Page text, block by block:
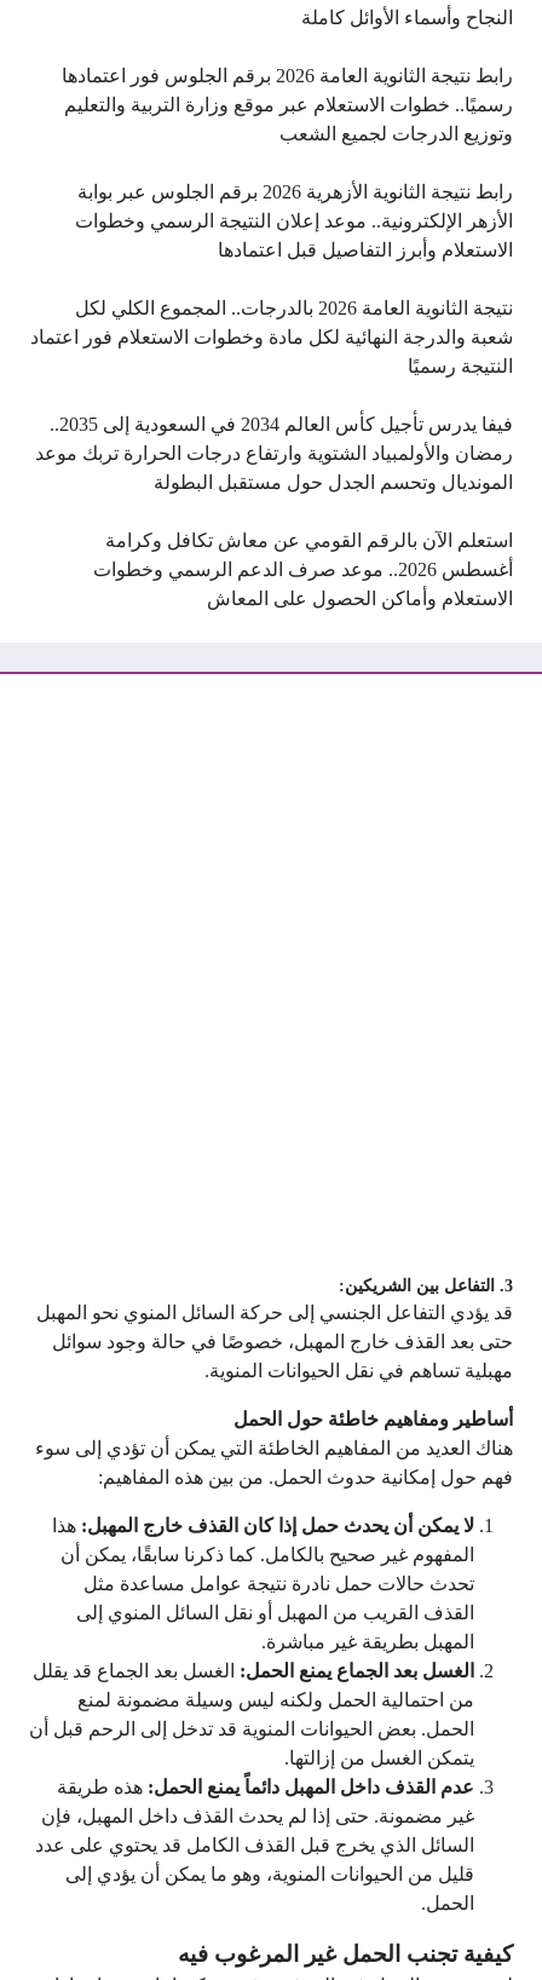
النجاح وأسماء الأوائل كاملة
رابط نتيجة الثانوية العامة 2026 برقم الجلوس فور اعتمادها
رسميًا.. خطوات الاستعلام عبر موقع وزارة التربية والتعليم
وتوزيع الدرجات لجميع الشعب
رابط نتيجة الثانوية الأزهرية 2026 برقم الجلوس عبر بوابة
الأزهر الإلكترونية.. موعد إعلان النتيجة الرسمي وخطوات
الاستعلام وأبرز التفاصيل قبل اعتمادها
نتيجة الثانوية العامة 2026 بالدرجات.. المجموع الكلي لكل
شعبة والدرجة النهائية لكل مادة وخطوات الاستعلام فور اعتماد
النتيجة رسميًا
فيفا يدرس تأجيل كأس العالم 2034 في السعودية إلى 2035..
رمضان والأولمبياد الشتوية وارتفاع درجات الحرارة تربك موعد
المونديال وتحسم الجدل حول مستقبل البطولة
استعلم الآن بالرقم القومي عن معاش تكافل وكرامة
أغسطس 2026.. موعد صرف الدعم الرسمي وخطوات
الاستعلام وأماكن الحصول على المعاش
3. التفاعل بين الشريكين:
قد يؤدي التفاعل الجنسي إلى حركة السائل المنوي نحو المهبل
حتى بعد القذف خارج المهبل، خصوصًا في حالة وجود سوائل
مهبلية تساهم في نقل الحيوانات المنوية.
أساطير ومفاهيم خاطئة حول الحمل
هناك العديد من المفاهيم الخاطئة التي يمكن أن تؤدي إلى سوء
فهم حول إمكانية حدوث الحمل. من بين هذه المفاهيم:
لا يمكن أن يحدث حمل إذا كان القذف خارج المهبل: هذا
المفهوم غير صحيح بالكامل. كما ذكرنا سابقًا، يمكن أن
تحدث حالات حمل نادرة نتيجة عوامل مساعدة مثل
القذف القريب من المهبل أو نقل السائل المنوي إلى
المهبل بطريقة غير مباشرة.
الغسل بعد الجماع يمنع الحمل: الغسل بعد الجماع قد يقلل
من احتمالية الحمل ولكنه ليس وسيلة مضمونة لمنع
الحمل. بعض الحيوانات المنوية قد تدخل إلى الرحم قبل أن
يتمكن الغسل من إزالتها.
عدم القذف داخل المهبل دائماً يمنع الحمل: هذه طريقة
غير مضمونة. حتى إذا لم يحدث القذف داخل المهبل، فإن
السائل الذي يخرج قبل القذف الكامل قد يحتوي على عدد
قليل من الحيوانات المنوية، وهو ما يمكن أن يؤدي إلى
الحمل.
كيفية تجنب الحمل غير المرغوب فيه